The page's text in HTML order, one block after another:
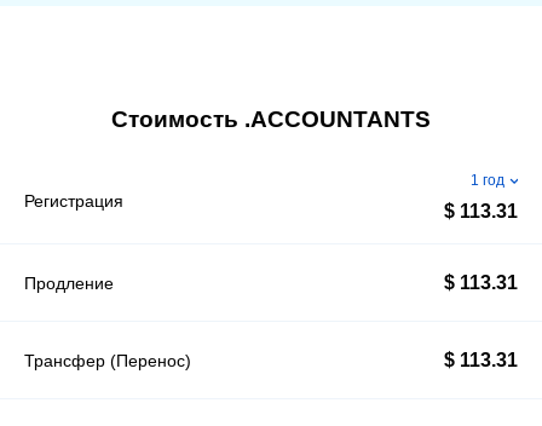
Стоимость .ACCOUNTANTS
Регистрация
1 год
$ 113.31
Продление $ 113.31
Трансфер (Перенос) $ 113.31